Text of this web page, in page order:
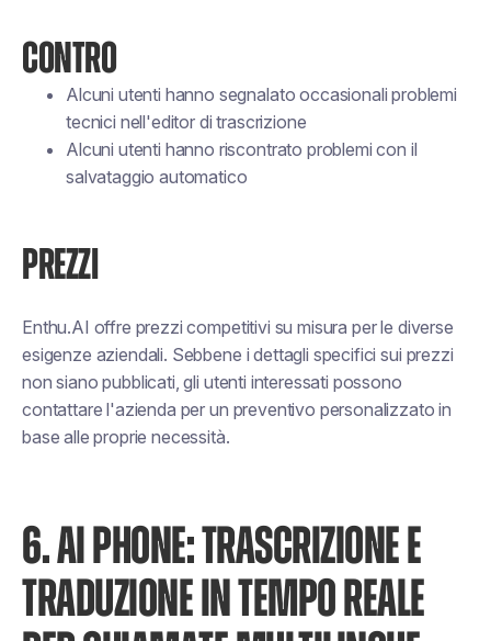
CONTRO
Alcuni utenti hanno segnalato occasionali problemi
tecnici nell'editor di trascrizione
Alcuni utenti hanno riscontrato problemi con il
salvataggio automatico
PREZZI
Enthu.AI offre prezzi competitivi su misura per le diverse
esigenze aziendali. Sebbene i dettagli specifici sui prezzi
non siano pubblicati, gli utenti interessati possono
contattare l'azienda per un preventivo personalizzato in
base alle proprie necessità.
6. AI PHONE: TRASCRIZIONE E
TRADUZIONE IN TEMPO REALE